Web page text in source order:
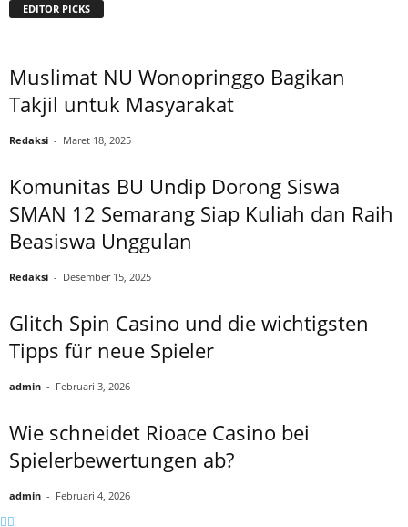
EDITOR PICKS
Muslimat NU Wonopringgo Bagikan
Takjil untuk Masyarakat
Redaksi - Maret 18, 2025
Komunitas BU Undip Dorong Siswa
SMAN 12 Semarang Siap Kuliah dan Raih
Beasiswa Unggulan
Redaksi - Desember 15, 2025
Glitch Spin Casino und die wichtigsten
Tipps für neue Spieler
admin - Februari 3, 2026
Wie schneidet Rioace Casino bei
Spielerbewertungen ab?
admin - Februari 4, 2026